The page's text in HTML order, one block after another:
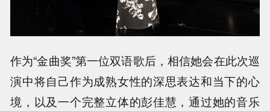
作为“金曲奖”第一位双语歌后，相信她会在此次巡
演中将自己作为成熟女性的深思表达和当下的心
境，以及一个完整立体的彭佳慧，通过她的音乐